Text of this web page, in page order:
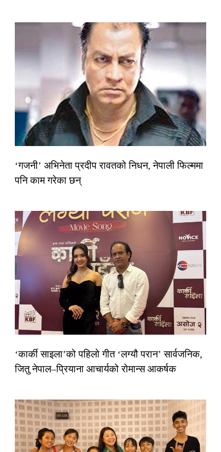
‘गजनी’ अभिनेता प्रदीप रावतको निधन, नेपाली फिल्ममा
पनि काम गरेका छन्
‘कार्की साइला’को पहिलो गीत ‘लग्यौ परान’ सार्वजनिक,
जितु नेपाल–प्रियाना आचार्यको रोमान्स आकर्षक